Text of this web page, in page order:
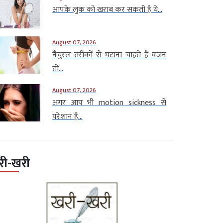
आपके लुक को खराब कर सकती हैं ये...
August 07, 2026
नैचुरल तरीकों से घटाना चाहते हैं वजन
तो...
August 07, 2026
अगर आप भी motion sickness से
परेशान हैं...
खरी